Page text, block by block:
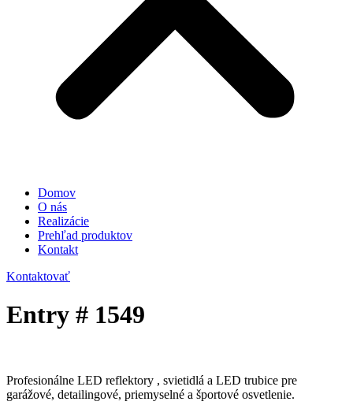
Domov
O nás
Realizácie
Prehľad produktov
Kontakt
Kontaktovať
Entry # 1549
Profesionálne LED reflektory , svietidlá a LED trubice pre
garážové, detailingové, priemyselné a športové osvetlenie.